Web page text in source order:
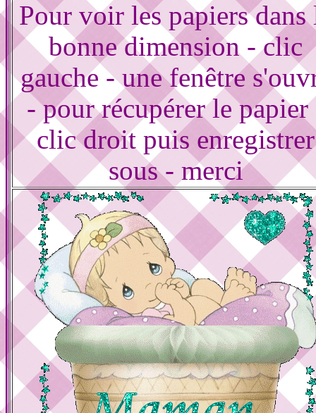
Pour voir les papiers dans
bonne dimension - clic
gauche - une fenêtre
- pour récupérer le papier
clic droit puis enregistrer
sous - merci